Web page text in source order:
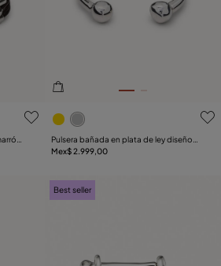
cliente
y
5de 5 Valoración del cliente
Pulsera bañada en plata de ley diseño
clásico para mujer
Mex$ 2.999,00
Best seller